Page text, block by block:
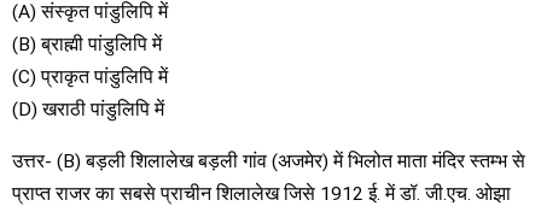
(A) संस्कृत पांडुलिपि में
(B) ब्राह्मी पांडुलिपि में
(C) प्राकृत पांडुलिपि में
(D) खराठी पांडुलिपि में
उत्तर- (B) बड़ली शिलालेख बड़ली गांव (अजमेर) में भिलोत माता मंदिर स्तम्भ से
प्राप्त राजर का सबसे प्राचीन शिलालेख जिसे 1912 ई. में डॉ. जी.एच. ओझा